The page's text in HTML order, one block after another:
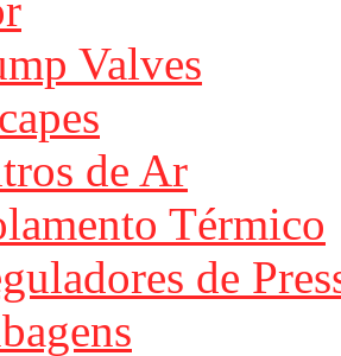
Valves
de Ar
Térmico
de